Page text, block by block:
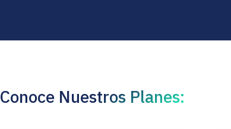
Conoce Nuestros Planes: